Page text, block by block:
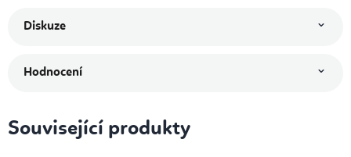
Diskuze
Hodnocení
Související produkty